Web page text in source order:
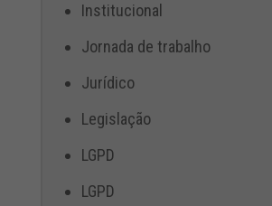
Institucional
Jornada de trabalho
Jurídico
Legislação
LGPD
LGPD